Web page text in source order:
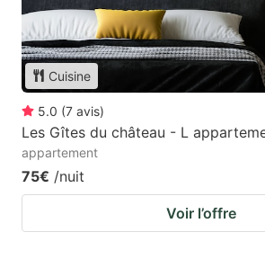
Cuisine
5.0 (7 avis)
Les Gîtes du château - L
appartement
75€ /nuit
Voir l’offre